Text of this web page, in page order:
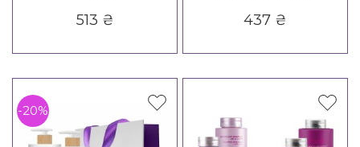
513 ₴ 437 ₴
-20%